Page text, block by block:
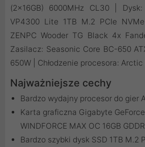
(2x16GB) 6000MHz CL30 |
VP4300 Lite 1TB M.2 PCIe
ZENPC Wooder TG Black 4x
Zasilacz: Seasonic Core BC-650
650W | Chłodzenie procesora:
Najważniejsze cechy
Bardzo wydajny procesor do gier
Karta graficzna Gigabyte
WINDFORCE MAX OC 16GB
Bardzo szybki dysk SSD 1TB M.2